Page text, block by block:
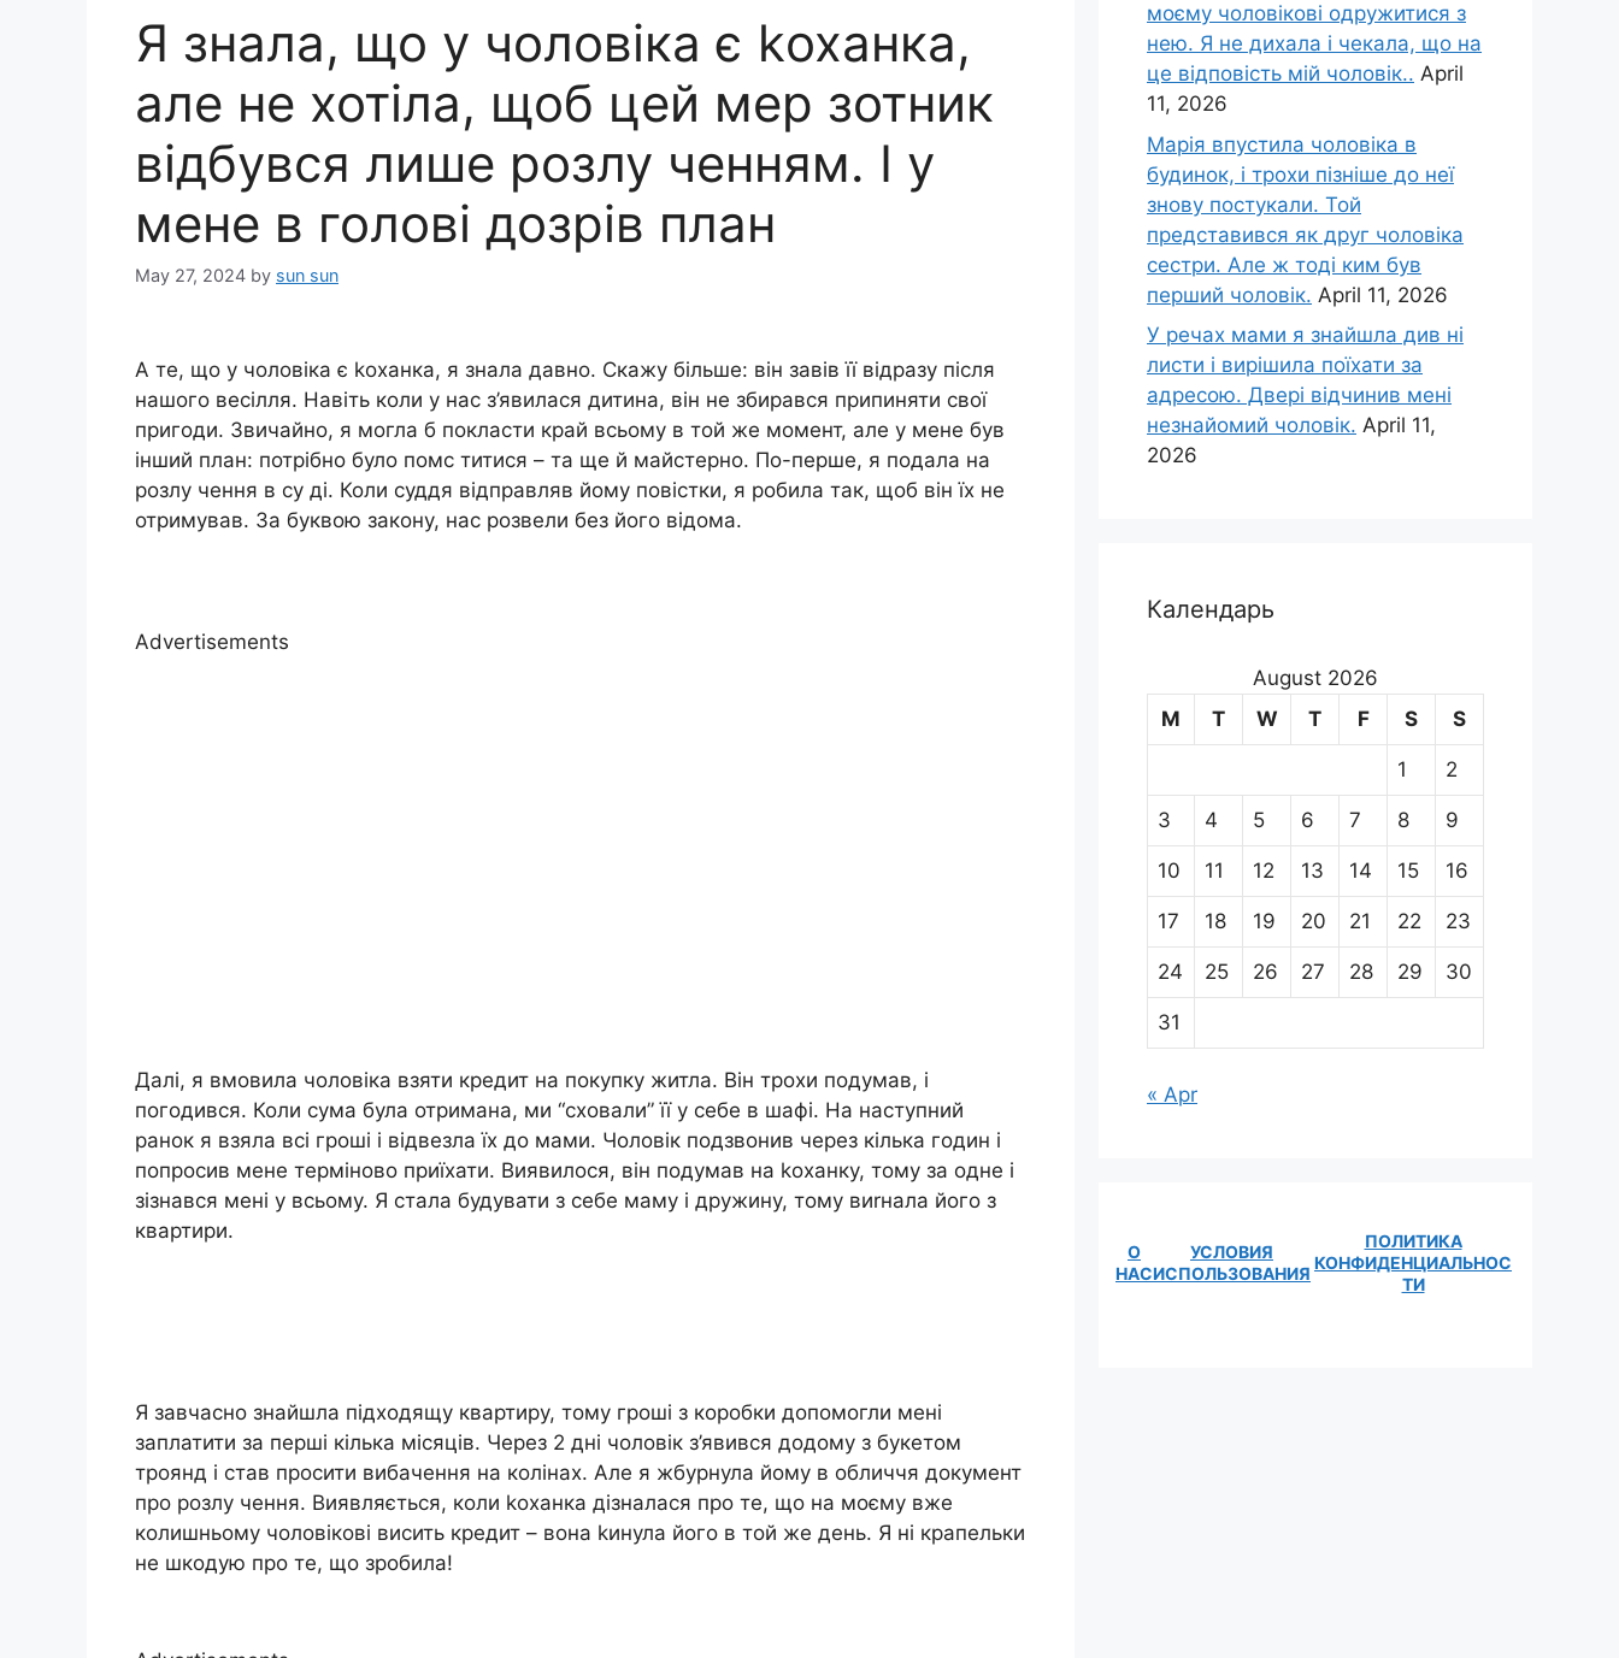
Я знала, що у чоловіка є kоханка,
але не хотіла, щоб цей мер зотник
відбувся лише розлу ченням. І у
мене в голові дозрів план
May 27, 2024 by sun sun
А те, що у чоловіка є kоханка, я знала давно. Скажу більше: він завів її відразу після
нашого весілля. Навіть коли у нас з’явилася дитина, він не збирався припиняти свої
пригоди. Звичайно, я могла б покласти край всьому в той же момент, але у мене був
інший план: потрібно було помс титися – та ще й майстерно. По-перше, я подала на
розлу чення в су ді. Коли суддя відправляв йому повістки, я робила так, щоб він їх не
отримував. За буквою закону, нас розвели без його відома.
Advertisements
Далі, я вмовила чоловіка взяти кредит на покупку житла. Він трохи подумав, і
погодився. Коли сума була отримана, ми “сховали” її у себе в шафі. На наступний
ранок я взяла всі гроші і відвезла їх до мами. Чоловік подзвонив через кілька годин і
попросив мене терміново приїхати. Виявилося, він подумав на kоханку, тому за одне і
зізнався мені у всьому. Я стала будувати з себе маму і дружину, тому виrнала його з
квартири.
Я завчасно знайшла підходящу квартиру, тому гроші з коробки допомогли мені
заплатити за перші кілька місяців. Через 2 дні чоловік з’явився додому з букетом
троянд і став просити вибачення на колінах. Але я жбурнула йому в обличчя документ
про розлу чення. Виявляється, коли kоханка дізналася про те, що на моєму вже
колишньому чоловікові висить кредит – вона kинула його в той же день. Я ні крапельки
не шкодую про те, що зробила!
моєму чоловікові одружитися з
нею. Я не дихала і чекала, що на
це відповість мій чоловік.. April
11, 2026
Марія впустила чоловіка в
будинок, і трохи пізніше до неї
знову постукали. Той
представився як друг чоловіка
сестри. Але ж тоді ким був
перший чоловік. April 11, 2026
У речах мами я знайшла див ні
листи і вирішила поїхати за
адресою. Двері відчинив мені
незнайомий чоловік. April 11,
2026
Календарь
August 2026
M
T W T F S S
1 2
3 4 5 6 7 8 9
10 11 12 13 14 15 16
17 18 19 20 21 22 23
24 25 26 27 28 29 30
31
« Apr
О
НАС
УСЛОВИЯ
ИСПОЛЬЗОВАНИЯ
ПОЛИТИКА
КОНФИДЕНЦИАЛЬНОС
ТИ